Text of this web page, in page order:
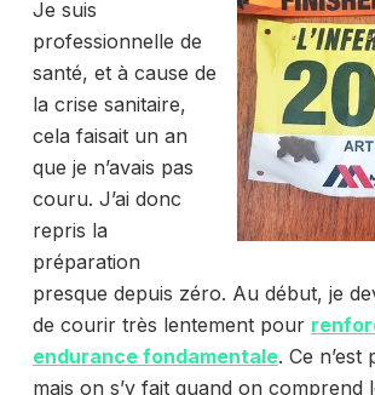
Je suis
professionnelle de
santé, et à cause de
la crise sanitaire,
cela faisait un an
que je n’avais pas
couru. J’ai donc
repris la
préparation
presque depuis zéro. Au début, je
de courir très lentement pour
endurance fondamentale. Ce n’est
mais on s’y fait quand on comprend